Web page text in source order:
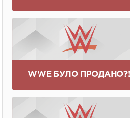
WWE БУЛО ПРОДАНО?!